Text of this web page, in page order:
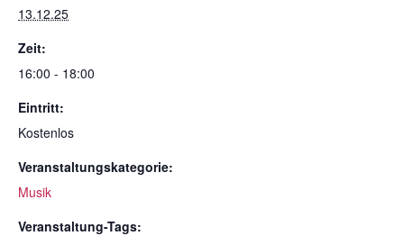
13.12.25
Zeit:
16:00 - 18:00
Eintritt:
Kostenlos
Veranstaltungskategorie:
Musik
Veranstaltung-Tags: